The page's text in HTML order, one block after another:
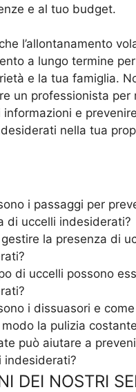
e al tuo budget.
l’allontanamento
a lungo termine
e la tua famiglia.
un professionista per
informazioni e
nella tua
i passaggi per
di uccelli indesiderati?
la presenza di
di uccelli possono
i dissuasori e
modo la pulizia
può aiutare a
indesiderati?
DEI NOSTRI